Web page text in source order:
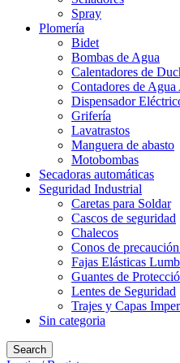
Spray
Plomería
Bidet
Bombas de Agua
Calentadores de
Contadores de
Dispensador
Grifería
Lavatrastos
Manguera de abasto
Motobombas
Secadoras automáticas
Seguridad Industrial
Caretas para Soldar
Cascos de seguridad
Chalecos
Conos de
Fajas Elásticas
Guantes de
Lentes de Seguridad
Trajes y Capas
Sin categoria
Search